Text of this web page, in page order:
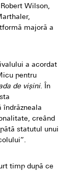
Wilson,
majoră a
a acordat
pentru
de vișini. În
îndrăzneala
creând
statutul unui
timp după ce